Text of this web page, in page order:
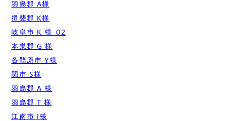
羽島郡 A様
揖斐郡 K様
岐阜市 K 様_02
本巣郡 G 様
各務原市 Y様
関市 S様
羽島郡 A 様
羽島郡 T 様
江南市 I様